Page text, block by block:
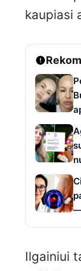
kaupiasi
—
Ilgainiui